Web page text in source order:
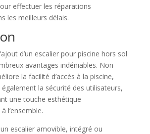
effectuer les réparations
les meilleurs délais.
d’un escalier pour piscine hors sol
avantages indéniables. Non
la facilité d’accès à la piscine,
la sécurité des utilisateurs,
une touche esthétique
l’ensemble.
escalier amovible, intégré ou